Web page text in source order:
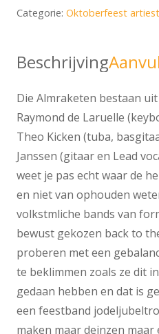
Categorie: Oktoberfeest
Beschrijving
Die Almraketen bestaan
Raymond de Laruelle
Theo Kicken (tuba,
Janssen (gitaar en Lead
weet je pas echt waar de
en niet van ophouden
volkstmliche bands van
bewust gekozen back to
proberen met een
te beklimmen zoals ze dit
gedaan hebben en dat is
een feestband
maken maar deinzen